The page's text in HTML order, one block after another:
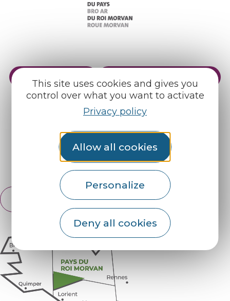
This site uses cookies and gives you
control over what you want to activate
Privacy policy
Allow all cookies
Personalize
Deny all cookies
Practical info
Our reception areas
Our brochures
Weather
Find us on :
Espace pro Partners
English
Français